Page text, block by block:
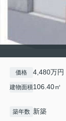
価格 4,480万円
建物面積106.40㎡
築年数 新築